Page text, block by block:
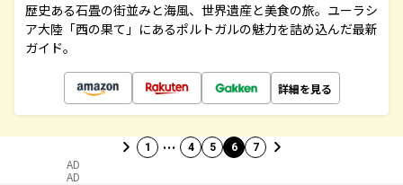
歴史ある石畳の街並みと海風、世界遺産と美食の旅。ユーラシ
ア大陸「西の果て」にあるポルトガルの魅力を詰め込んだ最新
ガイド。
詳細を見る
1 … 4 5 6 7
AD
AD